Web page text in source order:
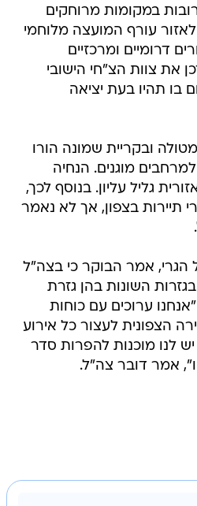
עד 48 הקרובות במקומות מרוחקים
עורף המועצה מלוחמי
דרומיים ומרכזיים
את צוות הצ"חי הישובי
בו תהיו בעת יציאה
ובקריית שמונה הורו
מוגנים. הנחיה
גליל עליון. בנוסף לכך,
תיירות בצפון, אך לא נאמר
הגרי, אמר הבוקר כי בצה"ל
השונות בהן גזרת
ערוכים עם כוחות
הצפונית לעצור כל אירוע
לנו מוכנות להפרות סדר
אמר דובר צה"ל.